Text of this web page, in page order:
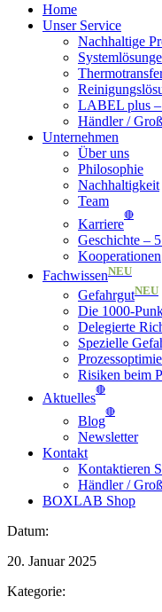
Home
Unser Service
Nachhaltige
LABEL plus
Händler /
Unternehmen
Über uns
Philosophie
Nachhaltigkeit
Team
Karriere
🔴
Geschichte –
Kooperationen
FachwissenNEU
GefahrgutNEU
Die 1000-
Delegierte
Spezielle
Risiken beim
Aktuelles
🔴
Blog
🔴
Newsletter
Kontakt
Kontaktieren
Händler /
BOXLAB Shop
Datum:
20. Januar 2025
Kategorie: